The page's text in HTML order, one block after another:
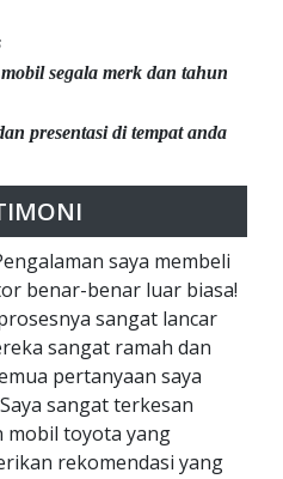
segala merk dan tahun
presentasi di tempat anda
saya membeli
benar-benar luar biasa!
sangat lancar
sangat ramah dan
pertanyaan saya
sangat terkesan
mobil toyota yang
rekomendasi yang